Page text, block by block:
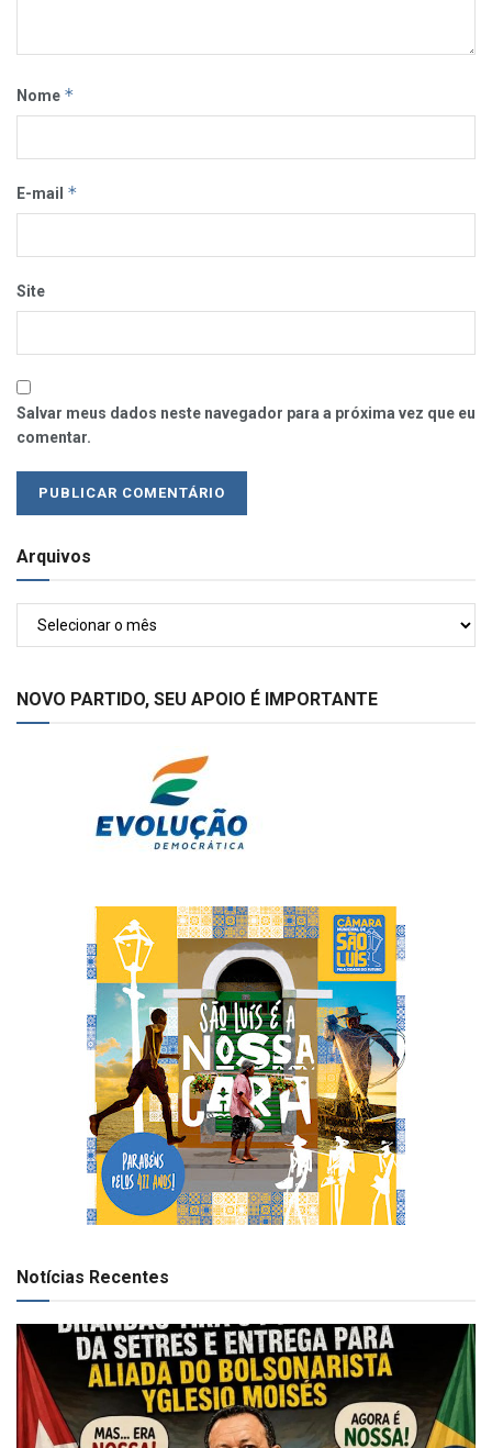
Nome *
E-mail *
Site
Salvar meus dados neste navegador para a próxima vez que eu
comentar.
Arquivos
NOVO PARTIDO, SEU APOIO É IMPORTANTE
Notícias Recentes